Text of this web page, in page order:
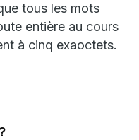
tous les mots
entière au cours
à cinq exaoctets.